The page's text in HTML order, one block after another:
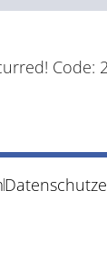
Code: